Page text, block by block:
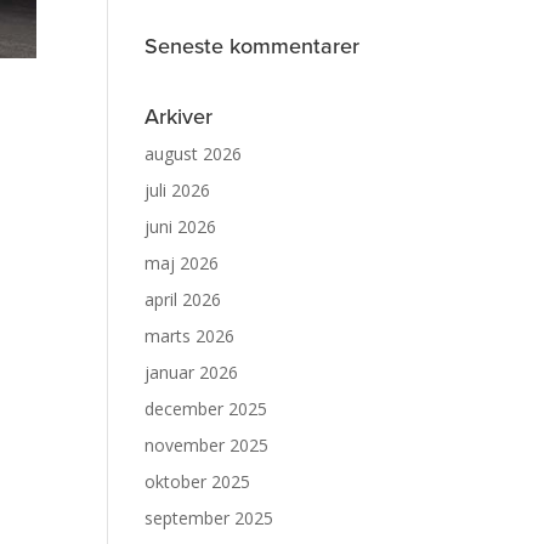
Seneste kommentarer
Arkiver
august 2026
juli 2026
juni 2026
maj 2026
april 2026
marts 2026
januar 2026
december 2025
november 2025
oktober 2025
september 2025